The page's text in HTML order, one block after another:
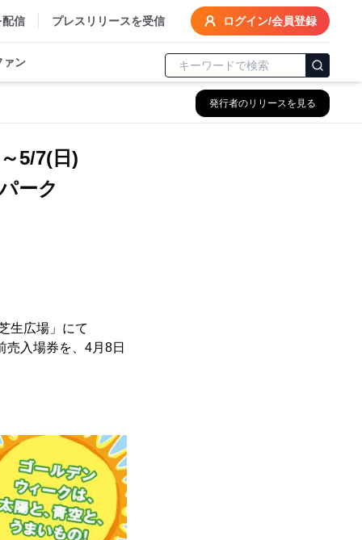
配信 プレスリリースを受信 ログイン/会員登録
ァン
発行者のリリースを見る
～5/7(日)
パーク
生広場」にて
売入場券を、4月8日